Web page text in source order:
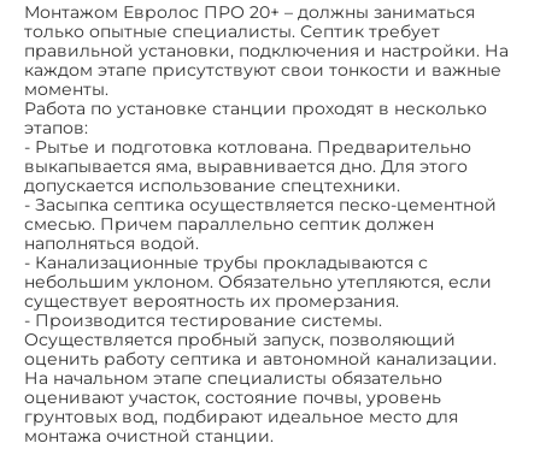
Монтажом Евролос ПРО 20+ – должны заниматься
только опытные специалисты. Септик требует
правильной установки, подключения и настройки. На
каждом этапе присутствуют свои тонкости и важные
моменты.
Работа по установке станции проходят в несколько
этапов:
- Рытье и подготовка котлована. Предварительно
выкапывается яма, выравнивается дно. Для этого
допускается использование спецтехники.
- Засыпка септика осуществляется песко-цементной
смесью. Причем параллельно септик должен
наполняться водой.
- Канализационные трубы прокладываются с
небольшим уклоном. Обязательно утепляются, если
существует вероятность их промерзания.
- Производится тестирование системы.
Осуществляется пробный запуск, позволяющий
оценить работу септика и автономной канализации.
На начальном этапе специалисты обязательно
оценивают участок, состояние почвы, уровень
грунтовых вод, подбирают идеальное место для
монтажа очистной станции.